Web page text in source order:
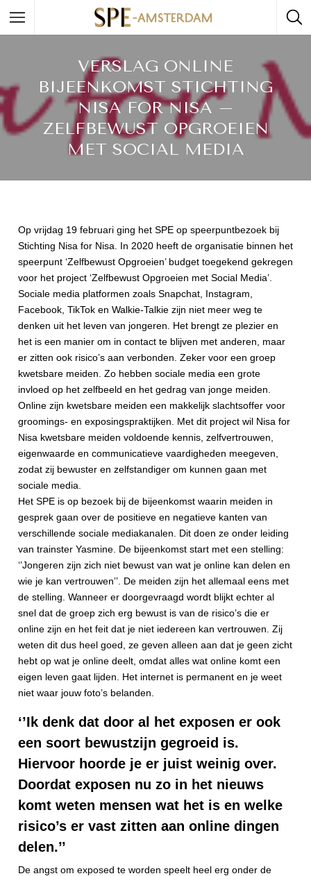
VERSLAG ONLINE
BIJEENKOMST STICHTING
NISA FOR NISA –
ZELFBEWUST OPGROEIEN
MET SOCIAL MEDIA
Op vrijdag 19 februari ging het SPE op speerpuntbezoek bij
Stichting Nisa for Nisa. In 2020 heeft de organisatie binnen het
speerpunt ‘Zelfbewust Opgroeien’ budget toegekend gekregen
voor het project ‘Zelfbewust Opgroeien met Social Media’.
Sociale media platformen zoals Snapchat, Instagram,
Facebook, TikTok en Walkie-Talkie zijn niet meer weg te
denken uit het leven van jongeren. Het brengt ze plezier en
het is een manier om in contact te blijven met anderen, maar
er zitten ook risico’s aan verbonden. Zeker voor een groep
kwetsbare meiden. Zo hebben sociale media een grote
invloed op het zelfbeeld en het gedrag van jonge meiden.
Online zijn kwetsbare meiden een makkelijk slachtsoffer voor
groomings- en exposingspraktijken. Met dit project wil Nisa for
Nisa kwetsbare meiden voldoende kennis, zelfvertrouwen,
eigenwaarde en communicatieve vaardigheden meegeven,
zodat zij bewuster en zelfstandiger om kunnen gaan met
sociale media.
Het SPE is op bezoek bij de bijeenkomst waarin meiden in
gesprek gaan over de positieve en negatieve kanten van
verschillende sociale mediakanalen. Dit doen ze onder leiding
van trainster Yasmine. De bijeenkomst start met een stelling:
‘’Jongeren zijn zich niet bewust van wat je online kan delen en
wie je kan vertrouwen’’. De meiden zijn het allemaal eens met
de stelling. Wanneer er doorgevraagd wordt blijkt echter al
snel dat de groep zich erg bewust is van de risico’s die er
online zijn en het feit dat je niet iedereen kan vertrouwen. Zij
weten dit dus heel goed, ze geven alleen aan dat je geen zicht
hebt op wat je online deelt, omdat alles wat online komt een
eigen leven gaat lijden. Het internet is permanent en je weet
niet waar jouw foto’s belanden.
‘’Ik denk dat door al het exposen er ook
een soort bewustzijn gegroeid is.
Hiervoor hoorde je er juist weinig over.
Doordat exposen nu zo in het nieuws
komt weten mensen wat het is en welke
risico’s er vast zitten aan online dingen
delen.’’
De angst om exposed te worden speelt heel erg onder de